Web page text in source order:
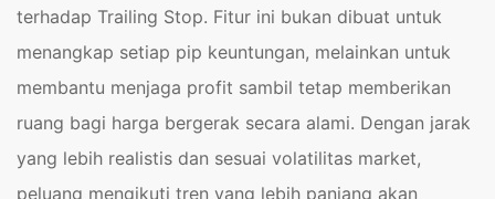
terhadap Trailing Stop. Fitur ini bukan dibuat untuk
menangkap setiap pip keuntungan, melainkan untuk
membantu menjaga profit sambil tetap memberikan
ruang bagi harga bergerak secara alami. Dengan jarak
yang lebih realistis dan sesuai volatilitas market,
peluang mengikuti tren yang lebih panjang akan